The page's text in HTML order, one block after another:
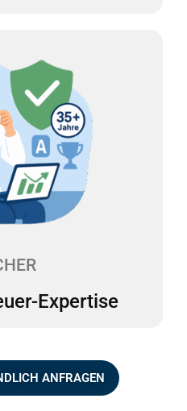
Expertise
Expertise
in
unserem mehrfach
über 35 Jahren als
ANFRAGEN